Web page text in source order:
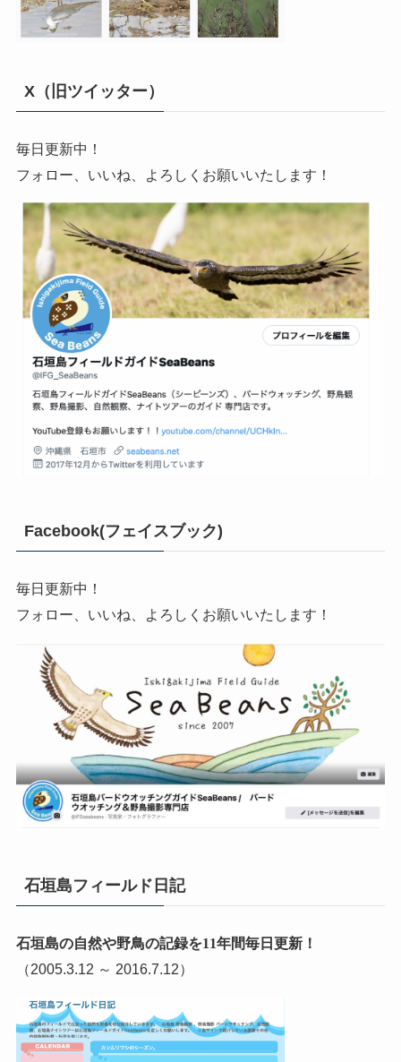
X（旧ツイッター）
毎日更新中！
フォロー、いいね、よろしくお願いいたします！
Facebook(フェイスブック)
毎日更新中！
フォロー、いいね、よろしくお願いいたします！
石垣島フィールド日記
石垣島の自然や野鳥の記録を11年間毎日更新！
（2005.3.12 ～ 2016.7.12）